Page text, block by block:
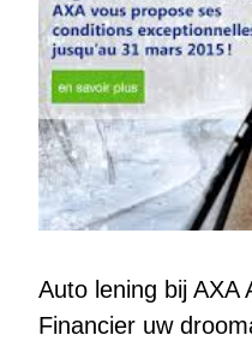
Auto lening bij AXA
Financier uw